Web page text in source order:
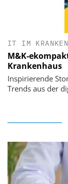
IT IM
M&K-
Krankenhaus
Inspirierende
Trends aus der